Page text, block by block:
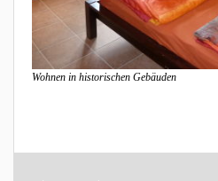
Wohnen in historischen Gebäuden